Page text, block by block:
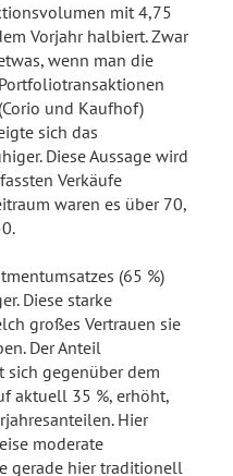
mit 4,75
Vorjahr halbiert. Zwar
wenn man die
und Kaufhof)
sich das
Diese Aussage wird
Verkäufe
waren es über 70,
(65 %)
Diese starke
großes Vertrauen sie
Der Anteil
sich gegenüber dem
aktuell 35 %, erhöht,
Hier
moderate
gerade hier traditionell